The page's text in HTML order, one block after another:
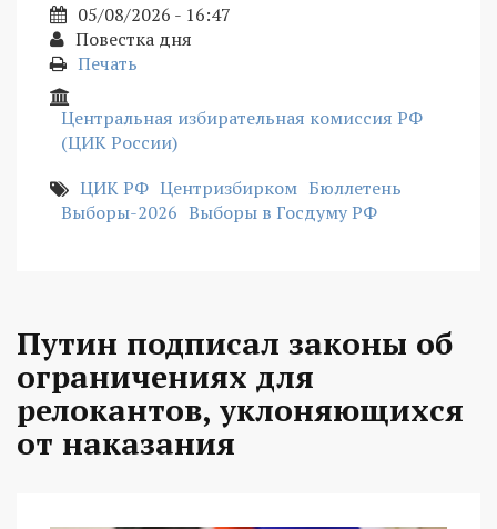
05/08/2026 - 16:47
Повестка дня
Печать
Центральная избирательная комиссия РФ
(ЦИК России)
ЦИК РФ Центризбирком Бюллетень
Выборы-2026 Выборы в Госдуму РФ
Путин подписал законы об
ограничениях для
релокантов, уклоняющихся
от наказания